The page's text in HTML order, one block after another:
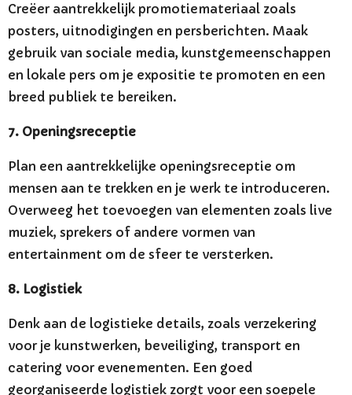
Creëer aantrekkelijk promotiemateriaal zoals
posters, uitnodigingen en persberichten. Maak
gebruik van sociale media, kunstgemeenschappen
en lokale pers om je expositie te promoten en een
breed publiek te bereiken.
7. Openingsreceptie
Plan een aantrekkelijke openingsreceptie om
mensen aan te trekken en je werk te introduceren.
Overweeg het toevoegen van elementen zoals live
muziek, sprekers of andere vormen van
entertainment om de sfeer te versterken.
8. Logistiek
Denk aan de logistieke details, zoals verzekering
voor je kunstwerken, beveiliging, transport en
catering voor evenementen. Een goed
georganiseerde logistiek zorgt voor een soepele